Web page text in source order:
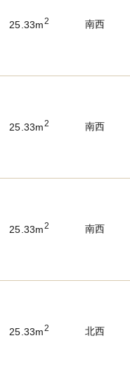
25.33m2 南西
25.33m2 南西
25.33m2 南西
25.33m2 北西